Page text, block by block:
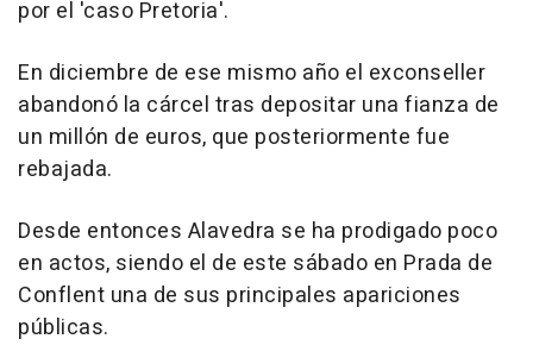
por el 'caso Pretoria'.
En diciembre de ese mismo año el exconseller
abandonó la cárcel tras depositar una fianza de
un millón de euros, que posteriormente fue
rebajada.
Desde entonces Alavedra se ha prodigado poco
en actos, siendo el de este sábado en Prada de
Conflent una de sus principales apariciones
públicas.